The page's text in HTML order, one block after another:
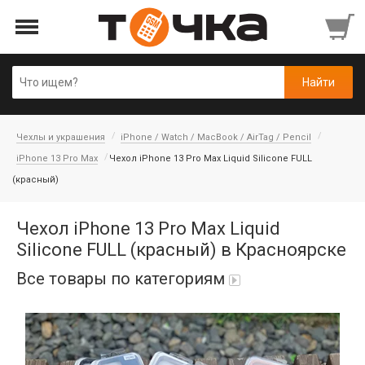
Чехлы и украшения
iPhone / Watch / MacBook / AirTag / Pencil
iPhone 13 Pro Max
Чехол iPhone 13 Pro Max Liquid Silicone FULL
(красный)
Чехол iPhone 13 Pro Max Liquid
Silicone FULL (красный) в Красноярске
Все товары по категориям
Автопарфюм
Аккумуляторы портативные